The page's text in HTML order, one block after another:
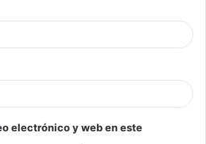
electrónico y web en este